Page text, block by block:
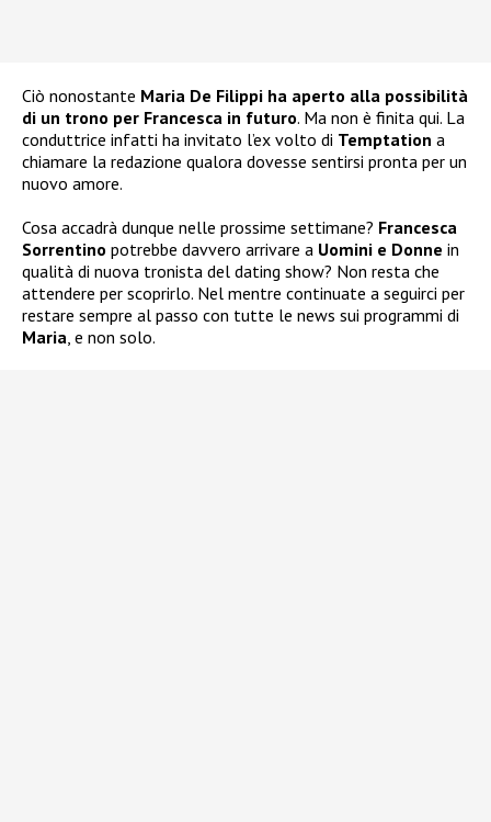
Ciò nonostante Maria De Filippi ha aperto alla possibilità
di un trono per Francesca in futuro. Ma non è finita qui. La
conduttrice infatti ha invitato l’ex volto di Temptation a
chiamare la redazione qualora dovesse sentirsi pronta per un
nuovo amore.
Cosa accadrà dunque nelle prossime settimane? Francesca
Sorrentino potrebbe davvero arrivare a Uomini e Donne in
qualità di nuova tronista del dating show? Non resta che
attendere per scoprirlo. Nel mentre continuate a seguirci per
restare sempre al passo con tutte le news sui programmi di
Maria, e non solo.